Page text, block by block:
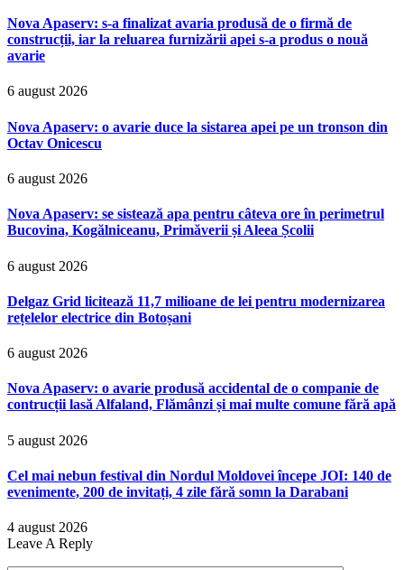
Nova Apaserv: s-a finalizat avaria produsă de o firmă de
construcții, iar la reluarea furnizării apei s-a produs o nouă
avarie
6 august 2026
Nova Apaserv: o avarie duce la sistarea apei pe un tronson din
Octav Onicescu
6 august 2026
Nova Apaserv: se sistează apa pentru câteva ore în perimetrul
Bucovina, Kogălniceanu, Primăverii și Aleea Școlii
6 august 2026
Delgaz Grid licitează 11,7 milioane de lei pentru modernizarea
rețelelor electrice din Botoșani
6 august 2026
Nova Apaserv: o avarie produsă accidental de o companie de
contrucții lasă Alfaland, Flămânzi și mai multe comune fără apă
5 august 2026
Cel mai nebun festival din Nordul Moldovei începe JOI: 140 de
evenimente, 200 de invitați, 4 zile fără somn la Darabani
4 august 2026
Leave A Reply